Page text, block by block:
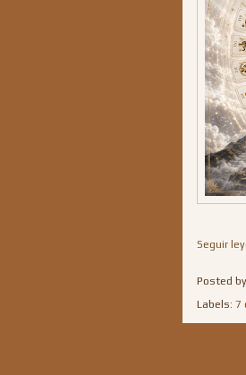
Seguir
Posted by
Labels: 7